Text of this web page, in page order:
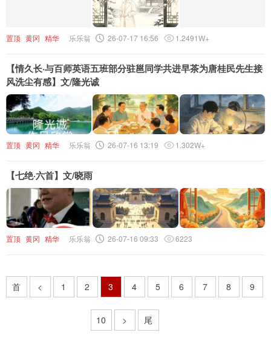
置顶 黄冈 精华 乐乐翁 26-07-17 16:56 1.2491W+
【情久长·与百师英语五班部分驻邕同学共进早茶为唐桂民先生接
风洗尘有感】文/隆光诚
置顶 黄冈 精华 乐乐翁 26-07-16 13:19 1.302W+
【七绝·六首】文/晓雨
置顶 黄冈 精华 乐乐翁 26-07-16 09:33 6223
首 < 1 2 3 4 5 6 7 8 9
10 > 尾